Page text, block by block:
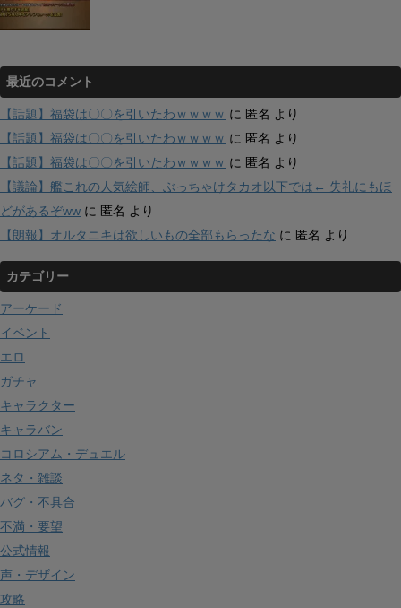
最近のコメント
【話題】福袋は〇〇を引いたわｗｗｗｗ に 匿名 より
【話題】福袋は〇〇を引いたわｗｗｗｗ に 匿名 より
【話題】福袋は〇〇を引いたわｗｗｗｗ に 匿名 より
【議論】艦これの人気絵師、ぶっちゃけタカオ以下では← 失礼にもほ
どがあるぞww に 匿名 より
【朗報】オルタニキは欲しいもの全部もらったな に 匿名 より
カテゴリー
アーケード
イベント
エロ
ガチャ
キャラクター
キャラバン
コロシアム・デュエル
ネタ・雑談
バグ・不具合
不満・要望
公式情報
声・デザイン
攻略